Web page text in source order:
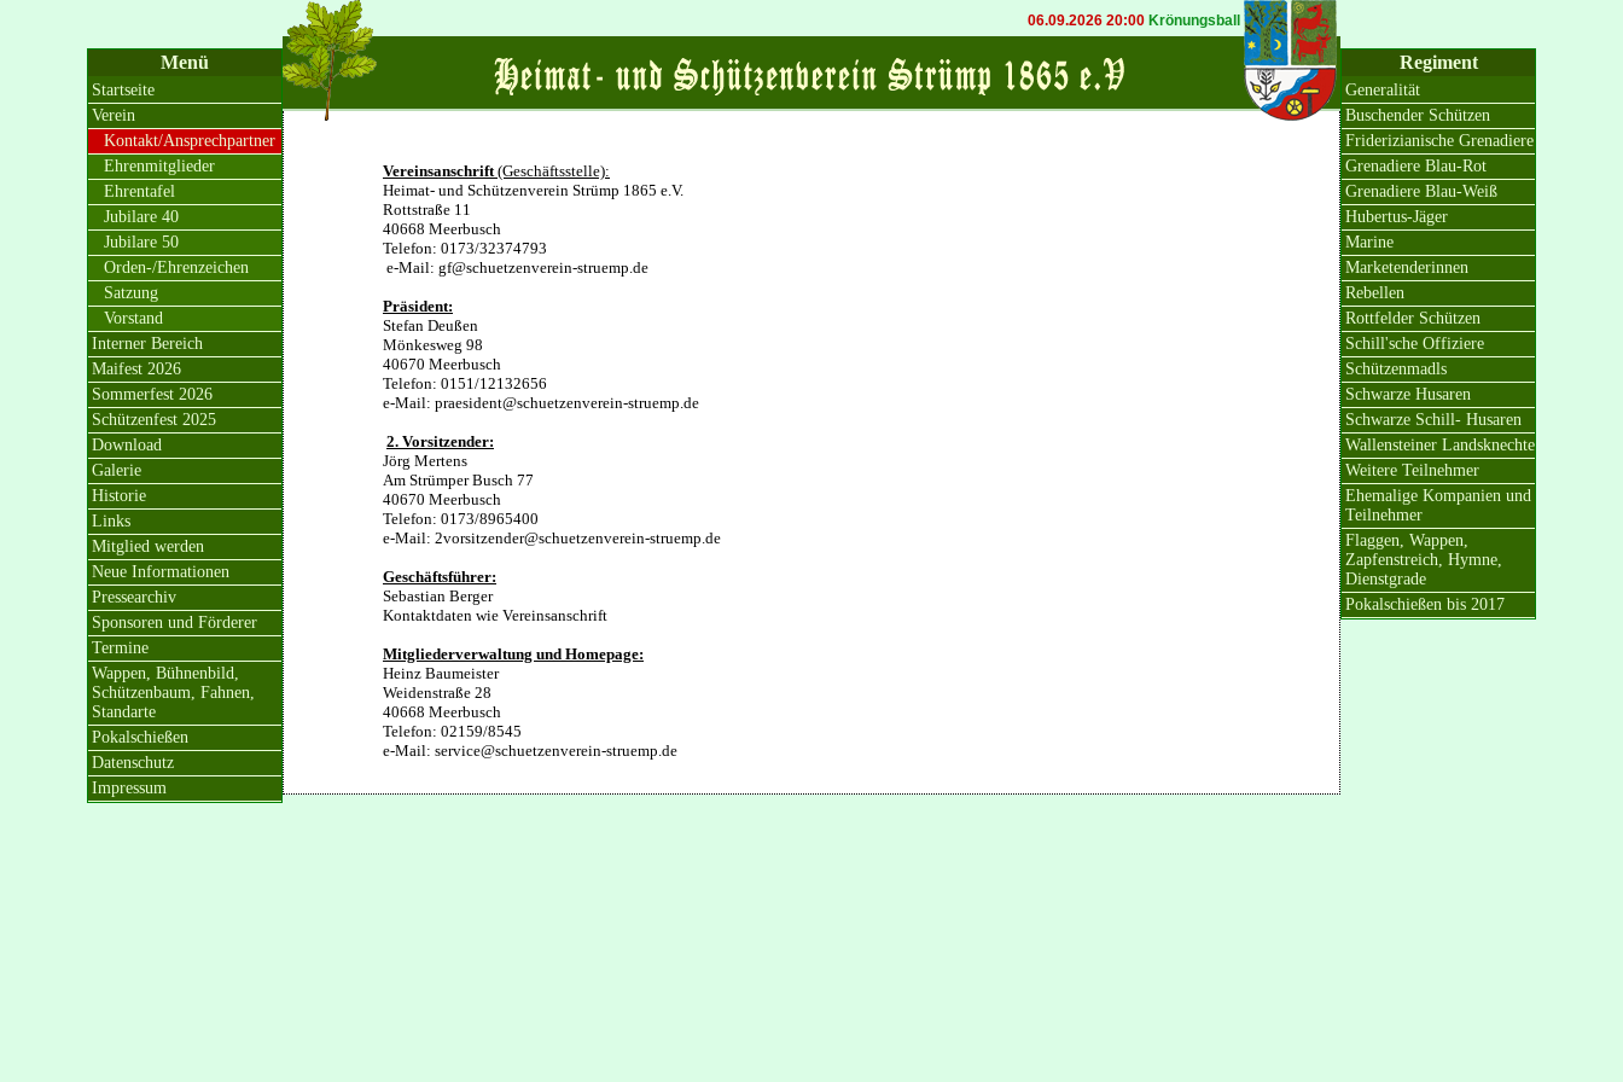
06.09.2026 20:00 Krönungsball in Bösinghoven
Vereinsanschrift(Geschäftsstelle):
Heimat- und Schützenverein Strümp 1865 e.V.
Rottstraße 11
40668 Meerbusch
Telefon: 0173/32374793
e-Mail: gf@schuetzenverein-struemp.de
Präsident:
Stefan Deußen
Mönkesweg 98
40670 Meerbusch
Telefon: 0151/12132656
e-Mail: praesident@schuetzenverein-struemp.de
2. Vorsitzender:
Jörg Mertens
Am Strümper Busch 77
40670 Meerbusch
Telefon: 0173/8965400
e-Mail: 2vorsitzender@schuetzenverein-struemp.de
Geschäftsführer:
Sebastian Berger
Kontaktdaten wie Vereinsanschrift
Mitgliederverwaltung und Homepage:
Heinz Baumeister
Weidenstraße 28
40668 Meerbusch
Telefon: 02159/8545
e-Mail: service@schuetzenverein-struemp.de
Menü
Startseite
Verein
Kontakt/Ansprechpartner
Ehrenmitglieder
Ehrentafel
Jubilare 40
Jubilare 50
Orden-/Ehrenzeichen
Satzung
Vorstand
Interner Bereich
Maifest 2026
Sommerfest 2026
Schützenfest 2025
Download
Galerie
Historie
Links
Mitglied werden
Neue Informationen
Pressearchiv
Sponsoren und Förderer
Termine
Wappen, Bühnenbild,
Schützenbaum, Fahnen,
Standarte
Pokalschießen
Datenschutz
Impressum
Regiment
Generalität
Buschender Schützen
Friderizianische Grenadiere
Grenadiere Blau-Rot
Grenadiere Blau-Weiß
Hubertus-Jäger
Marine
Marketenderinnen
Rebellen
Rottfelder Schützen
Schill'sche Offiziere
Schützenmadls
Schwarze Husaren
Schwarze Schill- Husaren
Wallensteiner Landsknechte
Weitere Teilnehmer
Ehemalige Kompanien und
Teilnehmer
Flaggen, Wappen,
Zapfenstreich, Hymne,
Dienstgrade
Pokalschießen bis 2017